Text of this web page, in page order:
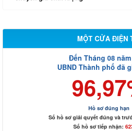
MỘT CỬA ĐIỆN
Đến Tháng 08
UBND Thành phố đã
Hồ sơ đúng hạn
Số hồ sơ giải quyết đúng và
Số hồ sơ tiếp nhận: